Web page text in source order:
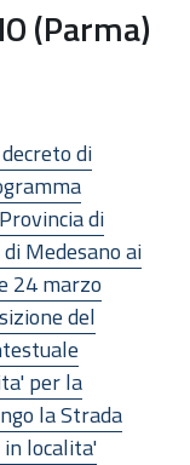
(Parma)
di
di
Medesano ai
24 marzo
del
per la
la Strada
localita'